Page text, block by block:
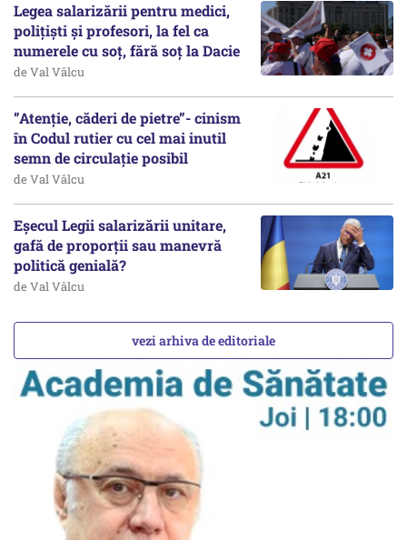
Legea salarizării pentru medici,
polițiști și profesori, la fel ca
numerele cu soț, fără soț la Dacie
de Val Vâlcu
”Atenție, căderi de pietre”- cinism
în Codul rutier cu cel mai inutil
semn de circulație posibil
de Val Vâlcu
Eșecul Legii salarizării unitare,
gafă de proporții sau manevră
politică genială?
de Val Vâlcu
vezi arhiva de editoriale